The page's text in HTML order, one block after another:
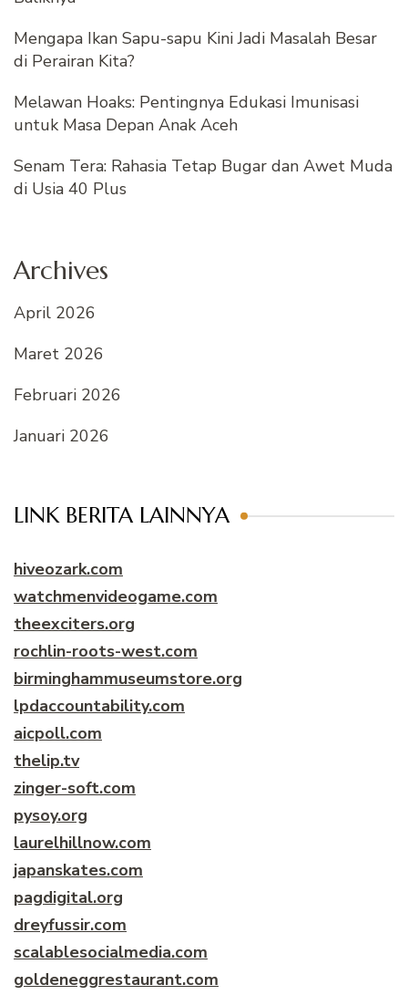
Mengapa Ikan Sapu-sapu Kini Jadi Masalah Besar
di Perairan Kita?
Melawan Hoaks: Pentingnya Edukasi Imunisasi
untuk Masa Depan Anak Aceh
Senam Tera: Rahasia Tetap Bugar dan Awet Muda
di Usia 40 Plus
Archives
April 2026
Maret 2026
Februari 2026
Januari 2026
LINK BERITA LAINNYA
hiveozark.com
watchmenvideogame.com
theexciters.org
rochlin-roots-west.com
birminghammuseumstore.org
lpdaccountability.com
aicpoll.com
thelip.tv
zinger-soft.com
pysoy.org
laurelhillnow.com
japanskates.com
pagdigital.org
dreyfussir.com
scalablesocialmedia.com
goldeneggrestaurant.com